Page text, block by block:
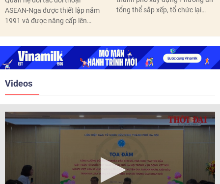
ASEAN-Nga được thiết lập năm
1991 và được nâng cấp lên
nghị Cấp cao vào các năm 2005,
2010, 2016, 2018, 2021.
tổng thể sắp xếp, tổ chức lại
Videos